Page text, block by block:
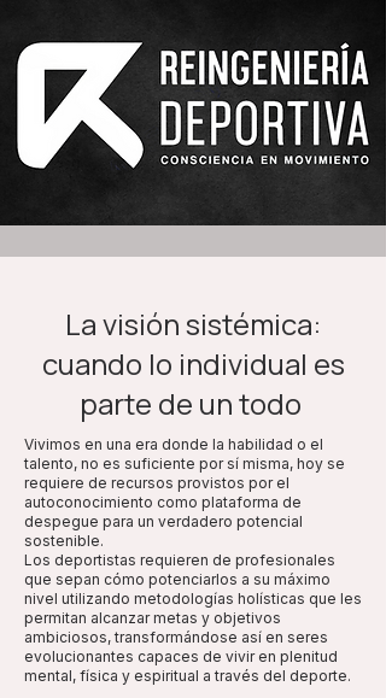
La visión sistémica:
cuando lo individual es
parte de un todo
Vivimos en una era donde la habilidad o el
talento, no es suficiente por sí misma, hoy se
requiere de recursos provistos por el
autoconocimiento como plataforma de
despegue para un verdadero potencial
sostenible.
Los deportistas requieren de profesionales
que sepan cómo potenciarlos a su máximo
nivel utilizando metodologías holísticas que les
permitan alcanzar metas y objetivos
ambiciosos, transformándose así en seres
evolucionantes capaces de vivir en plenitud
mental, física y espiritual a través del deporte.